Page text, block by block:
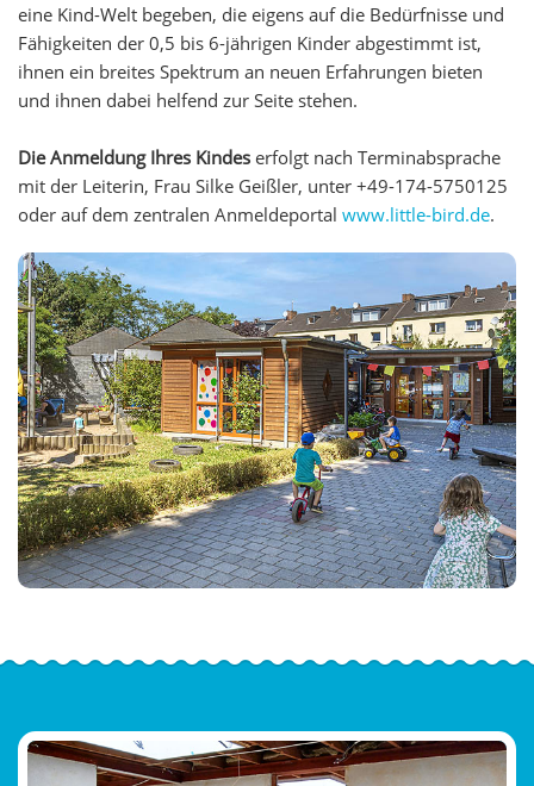
eine Kind-Welt begeben, die eigens auf die Bedürfnisse und
Fähigkeiten der 0,5 bis 6-jährigen Kinder abgestimmt ist,
ihnen ein breites Spektrum an neuen Erfahrungen bieten
und ihnen dabei helfend zur Seite stehen.
Die Anmeldung Ihres Kindes erfolgt nach Terminabsprache
mit der Leiterin, Frau Silke Geißler, unter +49-174-5750125
oder auf dem zentralen Anmeldeportal www.little-bird.de.